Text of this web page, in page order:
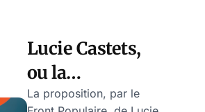
Lucie Castets,
ou la
bureaucratie
La proposition, par le